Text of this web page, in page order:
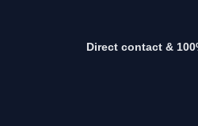
Direct contact &